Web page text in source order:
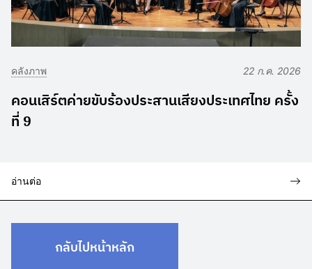
คลังภาพ 22 ก.ค. 2026
คอนเสิร์ตค่ายขับร้องประสานเสียงประเทศไทย ครั้ง
ที่ 9
อ่านต่อ
กลับไปหน้าหลัก